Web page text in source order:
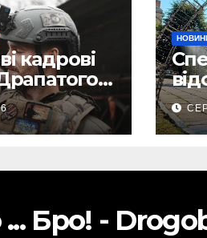
кадрові
посаду у
Бро! -